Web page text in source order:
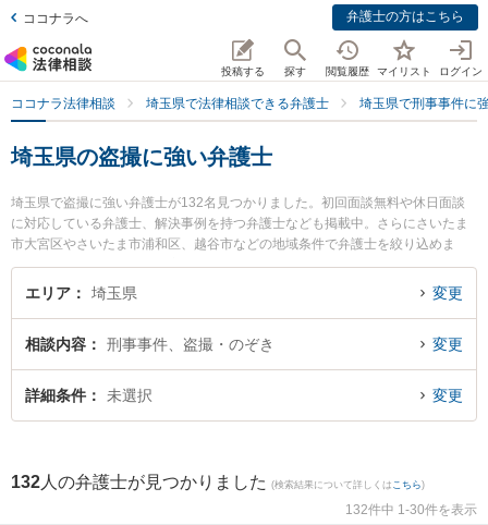
ココナラへ 弁護士の方はこちら
投稿する 探す 閲覧履歴 マイリスト ログイン
ココナラ法律相談 埼玉県で法律相談できる弁護士 埼玉県で刑事事件に
埼玉県の盗撮に強い弁護士
埼玉県で盗撮に強い弁護士が132名見つかりました。初回面談無料や休日面談
に対応している弁護士、解決事例を持つ弁護士なども掲載中。さらにさいたま
市大宮区やさいたま市浦和区、越谷市などの地域条件で弁護士を絞り込めま
す。刑事事件に関係する加害者側や少年事件、再犯・前科あり等の細かな分野
での絞り込み検索もでき便利です。特に弁護士法人あいち刑事事件総合法律事
情報や弁護士費用、強みなどが注目されています。『埼玉県で土日や夜間に発
生した盗撮のトラブルを今すぐに弁護士に相談したい』『盗撮のトラブル解決
の実績豊富な近くの弁護士を検索したい』『初回相談無料で盗撮を法律相談で
エリア 埼玉県 変更
相談内容 刑事事件、盗撮・のぞき 変更
詳細条件 未選択 変更
132 人の弁護士が見つかりました (検索結果について詳しくは こちら)
132件中 1-30件を表示